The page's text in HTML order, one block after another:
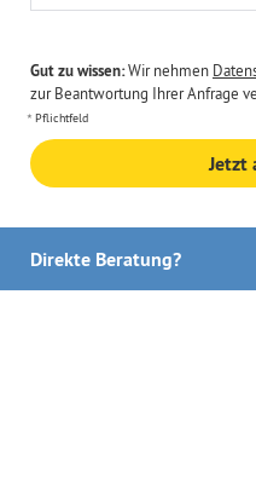
Gut zu wissen:Wir nehmen
zur Beantwortung Ihrer Anfrage
Pflichtfeld
Jetzt
Direkte Beratung?